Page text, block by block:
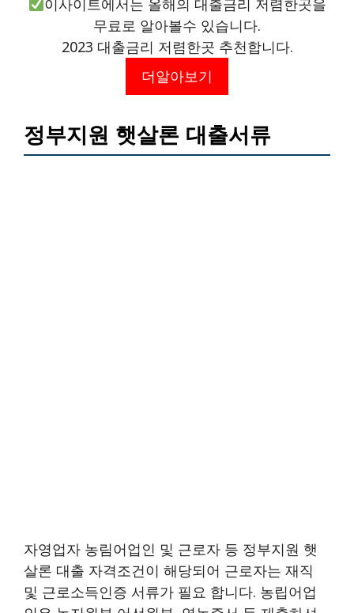
이사이트에서는 올해의 대출금리 저렴한곳을
무료로 알아볼수 있습니다.
2023 대출금리 저렴한곳 추천합니다.
더알아보기
정부지원 햇살론 대출서류
자영업자 농림어업인 및 근로자 등 정부지원 햇
살론 대출 자격조건이 해당되어 근로자는 재직
및 근로소득인증 서류가 필요 합니다. 농립어업